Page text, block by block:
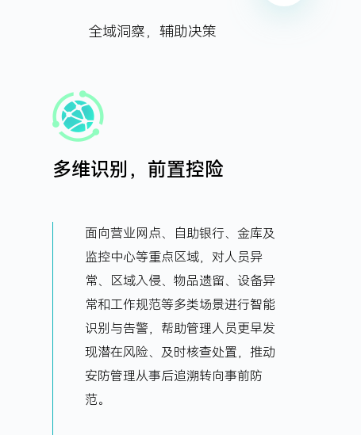
全域洞察，辅助决策
多维识别，前置控险
面向营业网点、自助银行、金库及
监控中心等重点区域，对人员异
常、区域入侵、物品遗留、设备异
常和工作规范等多类场景进行智能
识别与告警，帮助管理人员更早发
现潜在风险、及时核查处置，推动
安防管理从事后追溯转向事前防
范。